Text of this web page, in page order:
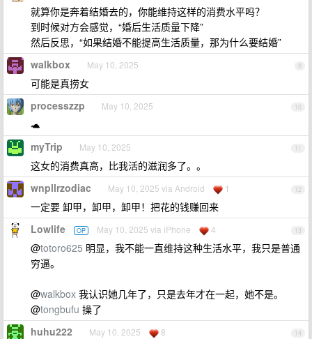
就算你是奔着结婚去的，你能维持这样的消费水平吗？
到时候对方会感觉，“婚后生活质量下降”
然后反思，“如果结婚不能提高生活质量，那为什么要结婚”
9
walkbox May 10, 2025
可能是真捞女
10
processzzp May 10, 2025
🐢
11
myTrip May 10, 2025
这女的消费真高，比我活的滋润多了。。
12
wnpllrzodiac May 10, 2025 via Android 1
一定要 卸甲，卸甲，卸甲！把花的钱赚回来
13
Lowlife OP May 10, 2025 via iPhone 4
@totoro625 明显，我不能一直维持这种生活水平，我只是普通
穷逼。
@walkbox 我认识她几年了，只是去年才在一起，她不是。
@tongbufu 操了
14
huhu222 May 10, 2025 8